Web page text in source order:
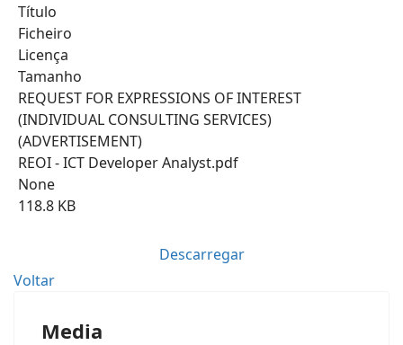
Título
Ficheiro
Licença
Tamanho
REQUEST FOR EXPRESSIONS OF INTEREST
(INDIVIDUAL CONSULTING SERVICES)
(ADVERTISEMENT)
REOI - ICT Developer Analyst.pdf
None
118.8 KB
Descarregar
Voltar
Media